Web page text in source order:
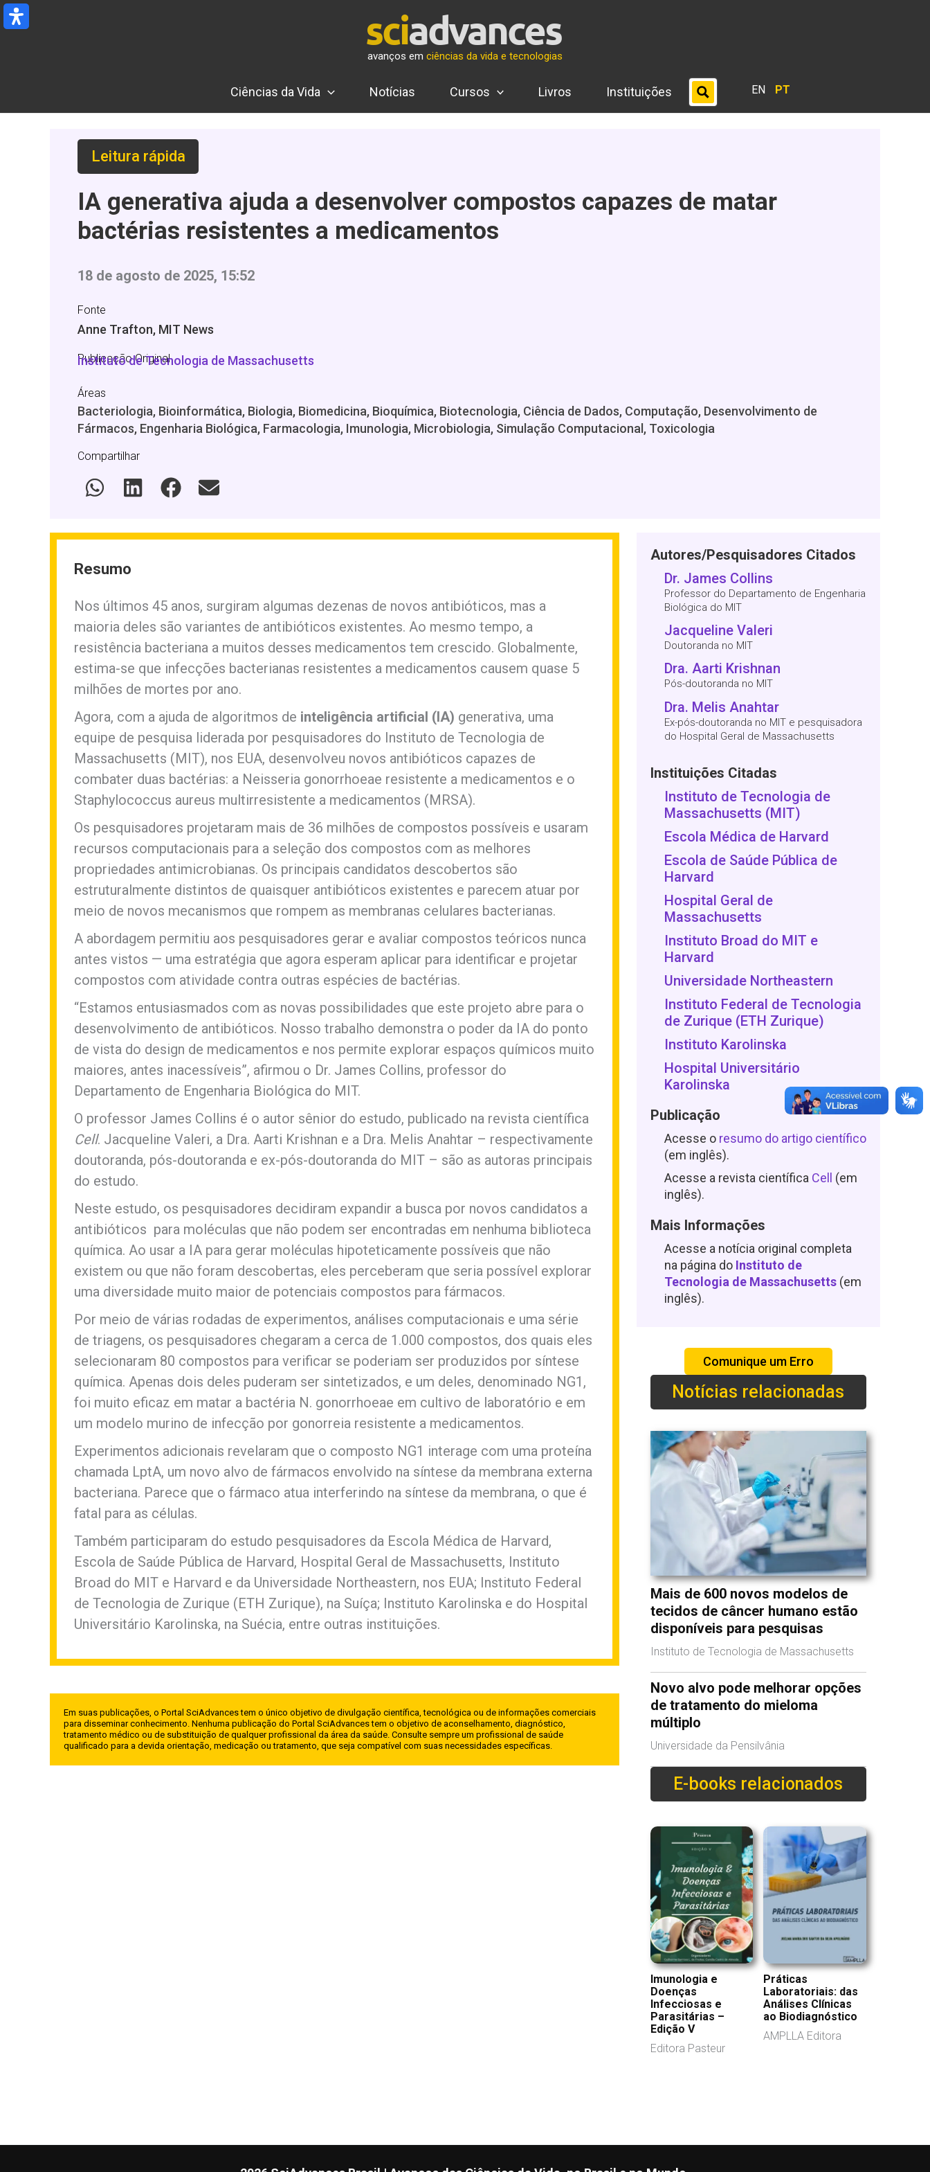
Ir
para
avanços em ciências da vida e tecnologias
Ciências da Vida Notícias Cursos Livros Instituições EN PT
Leitura rápida
IA generativa ajuda a desenvolver compostos capazes de matar
bactérias resistentes a medicamentos
18 de agosto de 2025, 15:52
Fonte
Anne Trafton, MIT News
Publicação Original
Instituto de Tecnologia de Massachusetts
Áreas
Bacteriologia, Bioinformática, Biologia, Biomedicina, Bioquímica, Biotecnologia, Ciência de Dados, Computação, Desenvolvimento de
Fármacos, Engenharia Biológica, Farmacologia, Imunologia, Microbiologia, Simulação Computacional, Toxicologia
Compartilhar
Resumo
Nos últimos 45 anos, surgiram algumas dezenas de novos antibióticos, mas a
maioria deles são variantes de antibióticos existentes. Ao mesmo tempo, a
resistência bacteriana a muitos desses medicamentos tem crescido. Globalmente,
estima-se que infecções bacterianas resistentes a medicamentos causem quase 5
milhões de mortes por ano.
Agora, com a ajuda de algoritmos de inteligência artificial (IA) generativa, uma
equipe de pesquisa liderada por pesquisadores do Instituto de Tecnologia de
Massachusetts (MIT), nos EUA, desenvolveu novos antibióticos capazes de
combater duas bactérias: a Neisseria gonorrhoeae resistente a medicamentos e o
Staphylococcus aureus multirresistente a medicamentos (MRSA).
Os pesquisadores projetaram mais de 36 milhões de compostos possíveis e usaram
recursos computacionais para a seleção dos compostos com as melhores
propriedades antimicrobianas. Os principais candidatos descobertos são
estruturalmente distintos de quaisquer antibióticos existentes e parecem atuar por
meio de novos mecanismos que rompem as membranas celulares bacterianas.
A abordagem permitiu aos pesquisadores gerar e avaliar compostos teóricos nunca
antes vistos — uma estratégia que agora esperam aplicar para identificar e projetar
compostos com atividade contra outras espécies de bactérias.
“Estamos entusiasmados com as novas possibilidades que este projeto abre para o
desenvolvimento de antibióticos. Nosso trabalho demonstra o poder da IA do ponto
de vista do design de medicamentos e nos permite explorar espaços químicos muito
maiores, antes inacessíveis”, afirmou o Dr. James Collins, professor do
Departamento de Engenharia Biológica do MIT.
O professor James Collins é o autor sênior do estudo, publicado na revista científica
Cell. Jacqueline Valeri, a Dra. Aarti Krishnan e a Dra. Melis Anahtar – respectivamente
doutoranda, pós-doutoranda e ex-pós-doutoranda do MIT – são as autoras principais
do estudo.
Neste estudo, os pesquisadores decidiram expandir a busca por novos candidatos a
antibióticos para moléculas que não podem ser encontradas em nenhuma biblioteca
química. Ao usar a IA para gerar moléculas hipoteticamente possíveis que não
existem ou que não foram descobertas, eles perceberam que seria possível explorar
uma diversidade muito maior de potenciais compostos para fármacos.
Por meio de várias rodadas de experimentos, análises computacionais e uma série
de triagens, os pesquisadores chegaram a cerca de 1.000 compostos, dos quais eles
selecionaram 80 compostos para verificar se poderiam ser produzidos por síntese
química. Apenas dois deles puderam ser sintetizados, e um deles, denominado NG1,
foi muito eficaz em matar a bactéria N. gonorrhoeae em cultivo de laboratório e em
um modelo murino de infecção por gonorreia resistente a medicamentos.
Experimentos adicionais revelaram que o composto NG1 interage com uma proteína
chamada LptA, um novo alvo de fármacos envolvido na síntese da membrana externa
bacteriana. Parece que o fármaco atua interferindo na síntese da membrana, o que é
fatal para as células.
Também participaram do estudo pesquisadores da Escola Médica de Harvard,
Escola de Saúde Pública de Harvard, Hospital Geral de Massachusetts, Instituto
Broad do MIT e Harvard e da Universidade Northeastern, nos EUA; Instituto Federal
de Tecnologia de Zurique (ETH Zurique), na Suíça; Instituto Karolinska e do Hospital
Universitário Karolinska, na Suécia, entre outras instituições.
Em suas publicações, o Portal SciAdvances tem o único objetivo de divulgação científica, tecnológica ou de informações comerciais
para disseminar conhecimento. Nenhuma publicação do Portal SciAdvances tem o objetivo de aconselhamento, diagnóstico,
tratamento médico ou de substituição de qualquer profissional da área da saúde. Consulte sempre um profissional de saúde
qualificado para a devida orientação, medicação ou tratamento, que seja compatível com suas necessidades específicas.
Autores/Pesquisadores Citados
Dr. James Collins
Professor do Departamento de Engenharia
Biológica do MIT
Jacqueline Valeri
Doutoranda no MIT
Dra. Aarti Krishnan
Pós-doutoranda no MIT
Dra. Melis Anahtar
Ex-pós-doutoranda no MIT e pesquisadora
do Hospital Geral de Massachusetts
Instituições Citadas
Instituto de Tecnologia de
Massachusetts (MIT)
Escola Médica de Harvard
Escola de Saúde Pública de
Harvard
Hospital Geral de
Massachusetts
Instituto Broad do MIT e
Harvard
Universidade Northeastern
Instituto Federal de Tecnologia
de Zurique (ETH Zurique)
Instituto Karolinska
Hospital Universitário
Karolinska
Publicação
Acesse o resumo do artigo científico
(em inglês).
Acesse a revista científica Cell
(em
inglês).
Mais Informações
Acesse a notícia original completa
na página do Instituto de
Tecnologia de Massachusetts(em
inglês).
Comunique um Erro
Notícias relacionadas
Mais de 600 novos modelos de
tecidos de câncer humano estão
disponíveis para pesquisas
Instituto de Tecnologia de Massachusetts
Novo alvo pode melhorar opções
de tratamento do mieloma
múltiplo
Universidade da Pensilvânia
E-books relacionados
Imunologia e
Doenças
Infecciosas e
Parasitárias –
Edição V
Editora Pasteur
Práticas
Laboratoriais: das
Análises Clínicas
ao Biodiagnóstico
AMPLLA Editora